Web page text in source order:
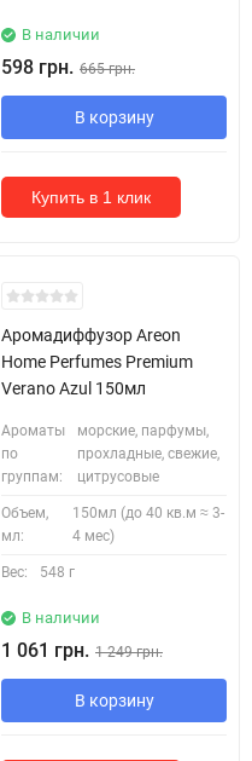
В наличии
598 грн. 665 грн.
В корзину
Купить в 1 клик
Аромадиффузор Areon
Home Perfumes Premium
Verano Azul 150мл
Ароматы
по
группам:
морские, парфумы,
прохладные, свежие,
цитрусовые
Объем,
мл:
150мл (до 40 кв.м ≈ 3-
4 мес)
Вес: 548 г
В наличии
1 061 грн. 1 249 грн.
В корзину